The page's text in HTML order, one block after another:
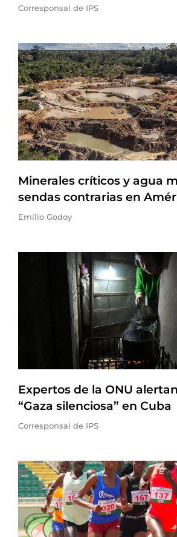
Corresponsal de IPS
Minerales críticos y agua
sendas contrarias en
Emilio Godoy
Expertos de la ONU
“Gaza silenciosa” en Cuba
Corresponsal de IPS